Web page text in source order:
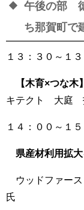
午後の部
ち那賀町で
１３：３０～１
【木育×つな木】
キテクト 大庭
１４：００～１
県産材利用拡
ウッドファー
氏